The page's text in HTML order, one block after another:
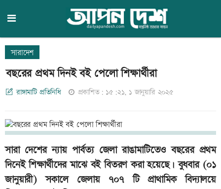
সারাদেশ
বছরের প্রথম দিনই বই পেলো শিক্ষার্থীরা
রাঙ্গামাটি প্রতিনিধি প্রকাশিত: ১৫:২১, ১ জানুয়ারি ২০২৫
সারা দেশের ন্যায় পার্বত্য জেলা রাঙামাটিতেও বছরের প্রথম
দিনেই শিক্ষার্থীদের মাঝে বই বিতরণ করা হয়েছে। বুধবার (০১
জানুয়ারী) সকালে জেলায় ৭০৭ টি প্রাথামিক বিদ্যালয়ে